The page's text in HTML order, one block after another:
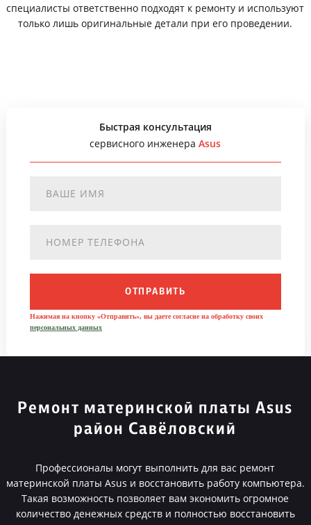
специалисты ответственно подходят к ремонту и используют
только лишь оригинальные детали при его проведении.
Быстрая консультация
сервисного инженераAsus
ОТПРАВИТЬ
Нажимая на кнопку «Отправить», вы даете согласие на обработку своих
персональных данных
Ремонт материнской платы Asus
район Савёловский
Профессионалы могут выполнить для вас ремонт
материнской платы Asus и восстановить работу компьютера.
Такая возможность позволяет вам экономить огромное
количество денежных средств и полностью восстановить